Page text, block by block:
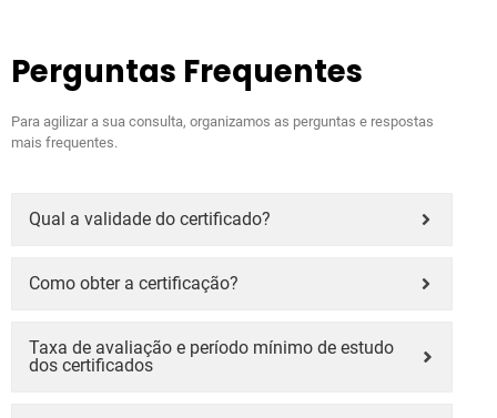
Perguntas Frequentes
Para agilizar a sua consulta, organizamos as perguntas e respostas
mais frequentes.
Qual a validade do certificado?
Como obter a certificação?
Taxa de avaliação e período mínimo de estudo
dos certificados